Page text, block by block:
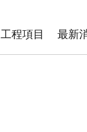
工程項目 最新